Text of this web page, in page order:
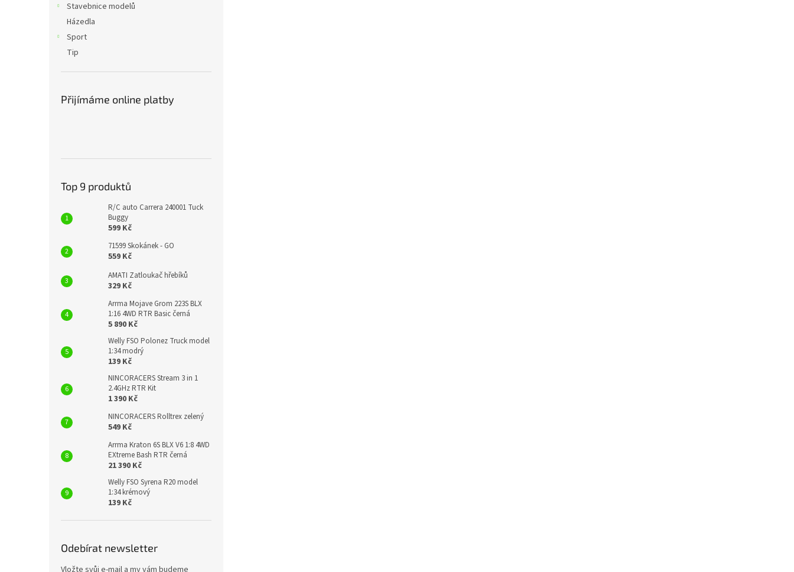
Stavebnice modelů
Házedla
Sport
Tip
Přijímáme online platby
Top 9 produktů
R/C auto Carrera 240001 Tuck
Buggy
599 Kč
71599 Skokánek - GO
559 Kč
AMATI Zatloukač hřebíků
329 Kč
Arrma Mojave Grom 223S BLX
1:16 4WD RTR Basic černá
5 890 Kč
Welly FSO Polonez Truck model
1:34 modrý
139 Kč
NINCORACERS Stream 3 in 1
2.4GHz RTR Kit
1 390 Kč
NINCORACERS Rolltrex zelený
549 Kč
Arrma Kraton 6S BLX V6 1:8 4WD
EXtreme Bash RTR černá
21 390 Kč
Welly FSO Syrena R20 model
1:34 krémový
139 Kč
Odebírat newsletter
Vložte svůj e-mail a my vám budeme